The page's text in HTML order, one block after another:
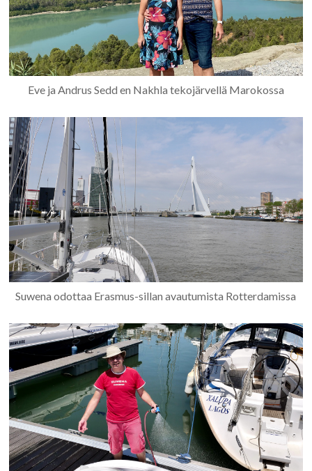
Eve ja Andrus Sedd en Nakhla tekojärvellä Marokossa
Suwena odottaa Erasmus-sillan avautumista Rotterdamissa